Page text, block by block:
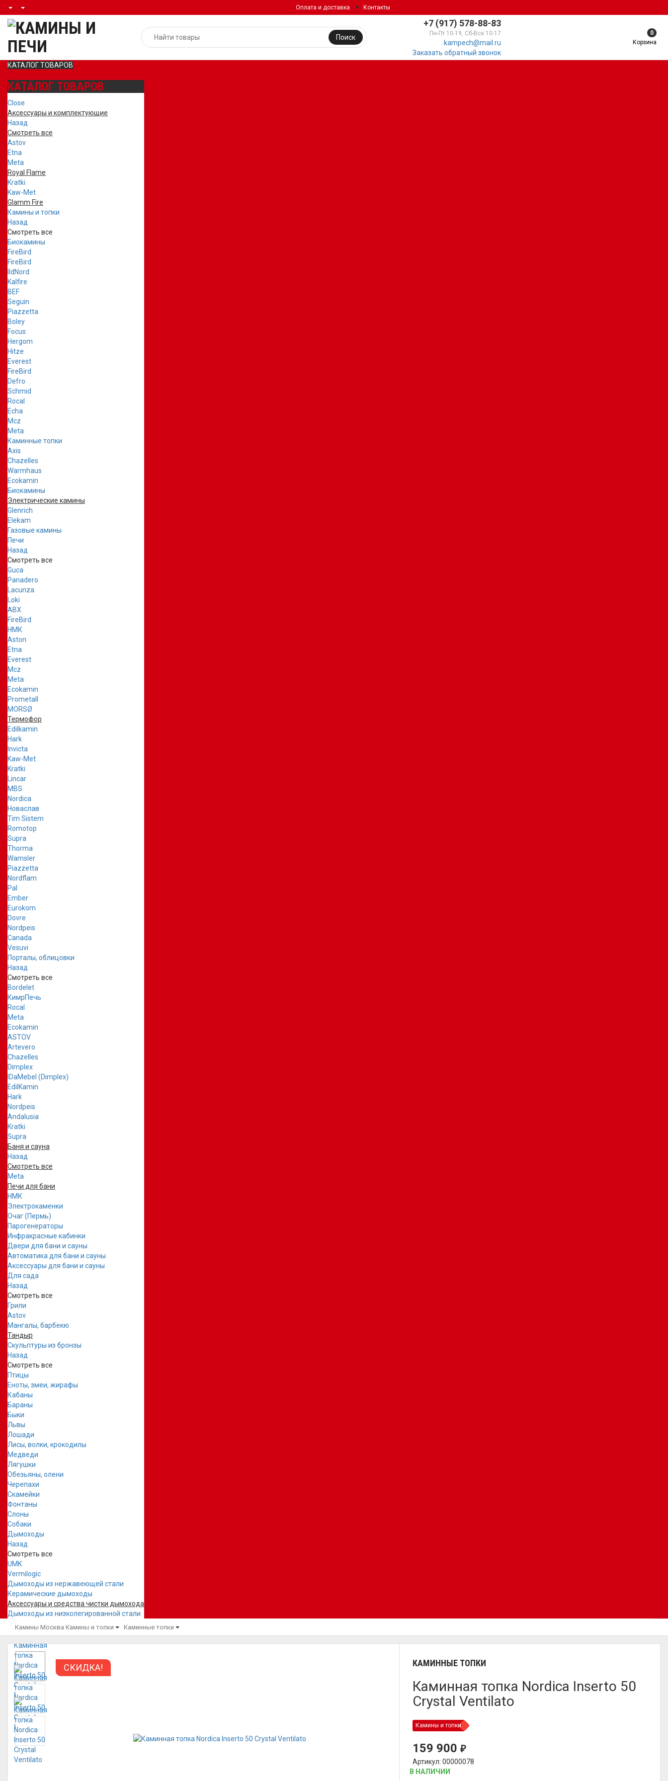
Оплата и доставка Контакты
+7 (917) 578-88-83
Пн-Пт 10-19, Сб-Вск 10-17
kampech@mail.ru
Заказать обратный звонок
Поиск
0
Корзина
КАТАЛОГ ТОВАРОВ
КАТАЛОГ ТОВАРОВ
Close
Аксессуары и комплектующие
Назад
Смотреть все
Astov
Etna
Meta
Royal Flame
Kratki
Kaw-Met
Glamm Fire
Камины и топки
Назад
Смотреть все
Биокамины
FireBird
FireBird
IldNord
Kalfire
BEF
Seguin
Piazzetta
Boley
Focus
Hergom
Hitze
Everest
FireBird
Defro
Schmid
Rocal
Echa
Mcz
Meta
Каминные топки
Axis
Chazelles
Warmhaus
Ecokamin
Биокамины
Электрические камины
Glenrich
Elekam
Газовые камины
Печи
Назад
Смотреть все
Guca
Panadero
Lacunza
Loki
ABX
FireBird
НМК
Aston
Etna
Everest
Mcz
Meta
Ecokamin
Prometall
MORSØ
Термофор
Edilkamin
Hark
Invicta
Kaw-Met
Kratki
Lincar
MBS
Nordica
Новаслав
Tim Sistem
Romotop
Supra
Thorma
Wamsler
Piazzetta
Nordflam
Pal
Ember
Eurokom
Dovre
Nordpeis
Canada
Vesuvi
Порталы, облицовки
Назад
Смотреть все
Bordelet
КимрПечь
Rocal
Meta
Ecokamin
ASTOV
Artevero
Chazelles
Dimplex
IDaMebel (Dimplex)
EdilKamin
Hark
Nordpeis
Andalusia
Kratki
Supra
Баня и сауна
Назад
Смотреть все
Meta
Печи для бани
НМК
Электрокаменки
Очаг (Пермь)
Парогенераторы
Инфракрасные кабинки
Двери для бани и сауны
Автоматика для бани и сауны
Аксессуары для бани и сауны
Для сада
Назад
Смотреть все
Грили
Astov
Мангалы, барбекю
Тандыр
Скульптуры из бронзы
Назад
Смотреть все
Птицы
Еноты, змеи, жирафы
Кабаны
Бараны
Быки
Львы
Лошади
Лисы, волки, крокодилы
Медведи
Лягушки
Обезьяны, олени
Черепахи
Скамейки
Фонтаны
Слоны
Собаки
Дымоходы
Назад
Смотреть все
UMK
Vermilogic
Дымоходы из нержавеющей стали
Керамические дымоходы
Аксессуары и средства чистки дымохода
Дымоходы из низколегированной стали
Камины Москва Камины и топки Каминные топки
СКИДКА! КАМИННЫЕ ТОПКИ
Каминная топка Nordica Inserto 50
Crystal Ventilato
Камины и топки
159 900₽
Артикул: 00000078
В НАЛИЧИИ